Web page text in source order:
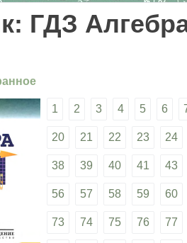
ГДЗ
1 2 3 4 5 6
20 21 22 23 24
38 39 40 41 43
56 57 58 59 60
73 74 75 76 77